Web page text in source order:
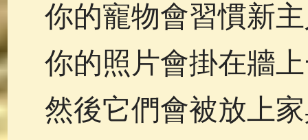
你的寵物會習慣新
你的照片會掛在牆
然後它們會被放上